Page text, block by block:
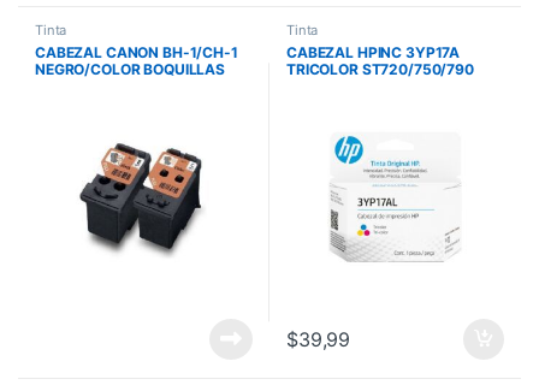
Tinta
CABEZAL CANON BH-1/CH-1
NEGRO/COLOR BOQUILLAS
Tinta
CABEZAL HPINC 3YP17A
TRICOLOR ST720/750/790
$39,99